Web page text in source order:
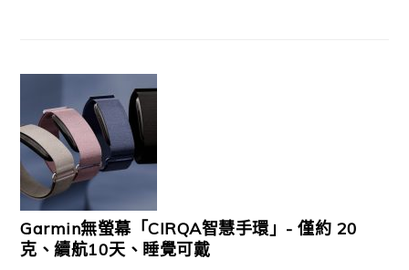
Garmin無螢幕「CIRQA智慧手環」- 僅約 20
克、續航10天、睡覺可戴